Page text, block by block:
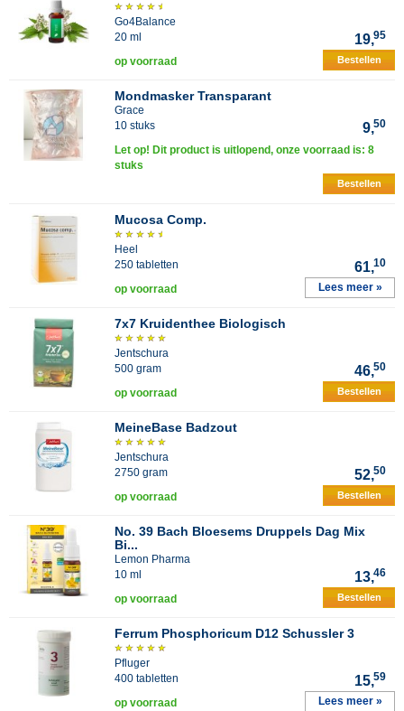
Go4Balance
20 ml
19,95
op voorraad Bestellen
Mondmasker Transparant
Grace
10 stuks
9,50
Let op! Dit product is uitlopend, onze voorraad is: 8
stuks
Bestellen
Mucosa Comp.
Heel
250 tabletten
61,10
op voorraad Lees meer »
7x7 Kruidenthee Biologisch
Jentschura
500 gram
46,50
op voorraad Bestellen
MeineBase Badzout
Jentschura
2750 gram
52,50
op voorraad Bestellen
No. 39 Bach Bloesems Druppels Dag Mix
Bi...
Lemon Pharma
10 ml
13,46
op voorraad Bestellen
Ferrum Phosphoricum D12 Schussler 3
Pfluger
400 tabletten
15,59
op voorraad Lees meer »